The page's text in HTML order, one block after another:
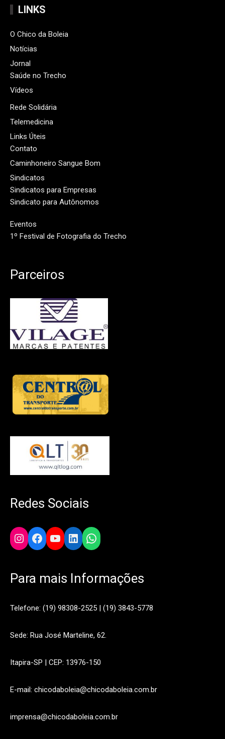
LINKS
O Chico da Boleia
Notícias
Jornal
Saúde no Trecho
Vídeos
Rede Solidária
Telemedicina
Links Úteis
Contato
Caminhoneiro Sangue Bom
Sindicatos
Sindicatos para Empresas
Sindicato para Autônomos
Eventos
1º Festival de Fotografia do Trecho
Parceiros
Redes Sociais
Instagram
Facebook
YouTube
LinkedIn
WhatsApp
Para mais Informações
Telefone: (19) 98308-2525 | (19) 3843-5778
Sede: Rua José Marteline, 62.
Itapira-SP | CEP: 13976-150
E-mail: chicodaboleia@chicodaboleia.com.br
imprensa@chicodaboleia.com.br